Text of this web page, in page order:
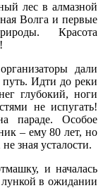
лес в алмазной
Волга и первые
Красота
дали
Идти до реки
глубокий, ноги
не испугать!
параде. Особое
– ему 80 лет, но
зная усталости.
и началась
в ожидании